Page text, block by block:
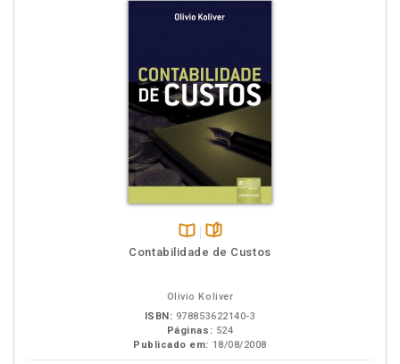
Disponível
páginas
Contabilidade de Custos
Olivio Koliver
ISBN: 978853622140-3
Páginas: 524
Publicado em: 18/08/2008